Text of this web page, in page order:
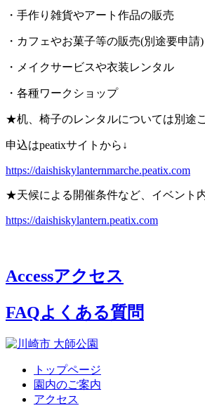
・手作り雑貨やアート作品の販売
・カフェやお菓子等の販売(別途要申請)
・メイクサービスや衣装レンタル
・各種ワークショップ
★机、椅子のレンタルについては別途
申込はpeatixサイトから↓
https://daishiskylanternmarche.peatix.com
★天候による開催条件など、イベント
https://daishiskylantern.peatix.com
Accessアクセス
FAQよくある質問
トップページ
園内のご案内
アクセス